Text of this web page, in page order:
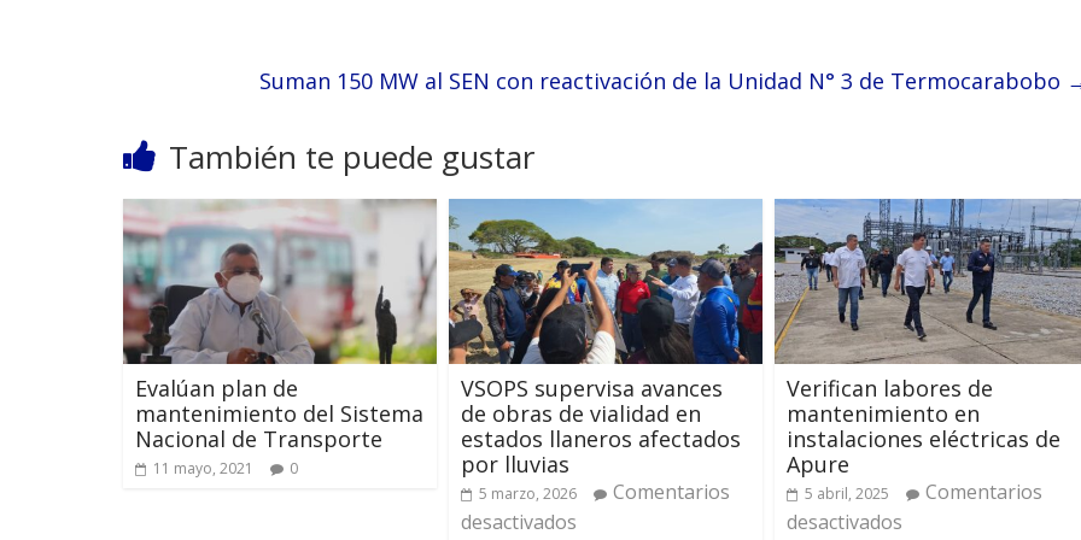
Suman 150 MW al SEN con reactivación de la Unidad N° 3 de Termocarabobo
También te puede gustar
Evalúan plan de
mantenimiento del Sistema
Nacional de Transporte
11 mayo, 2021 0
VSOPS supervisa avances
de obras de vialidad en
estados llaneros afectados
por lluvias
5 marzo, 2026
Comentarios
desactivados
Verifican labores de
mantenimiento en
instalaciones eléctricas de
Apure
5 abril, 2025
Comentarios
desactivados